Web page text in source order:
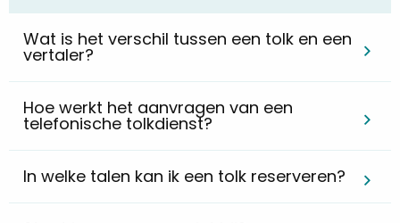
Wat is het verschil tussen een tolk en een
vertaler?
Hoe werkt het aanvragen van een
telefonische tolkdienst?
In welke talen kan ik een tolk reserveren?